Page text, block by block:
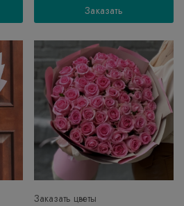
Заказать
Заказать цветы